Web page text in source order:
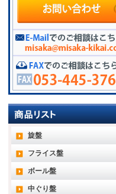
旋盤
フライス盤
ボール盤
中ぐり盤